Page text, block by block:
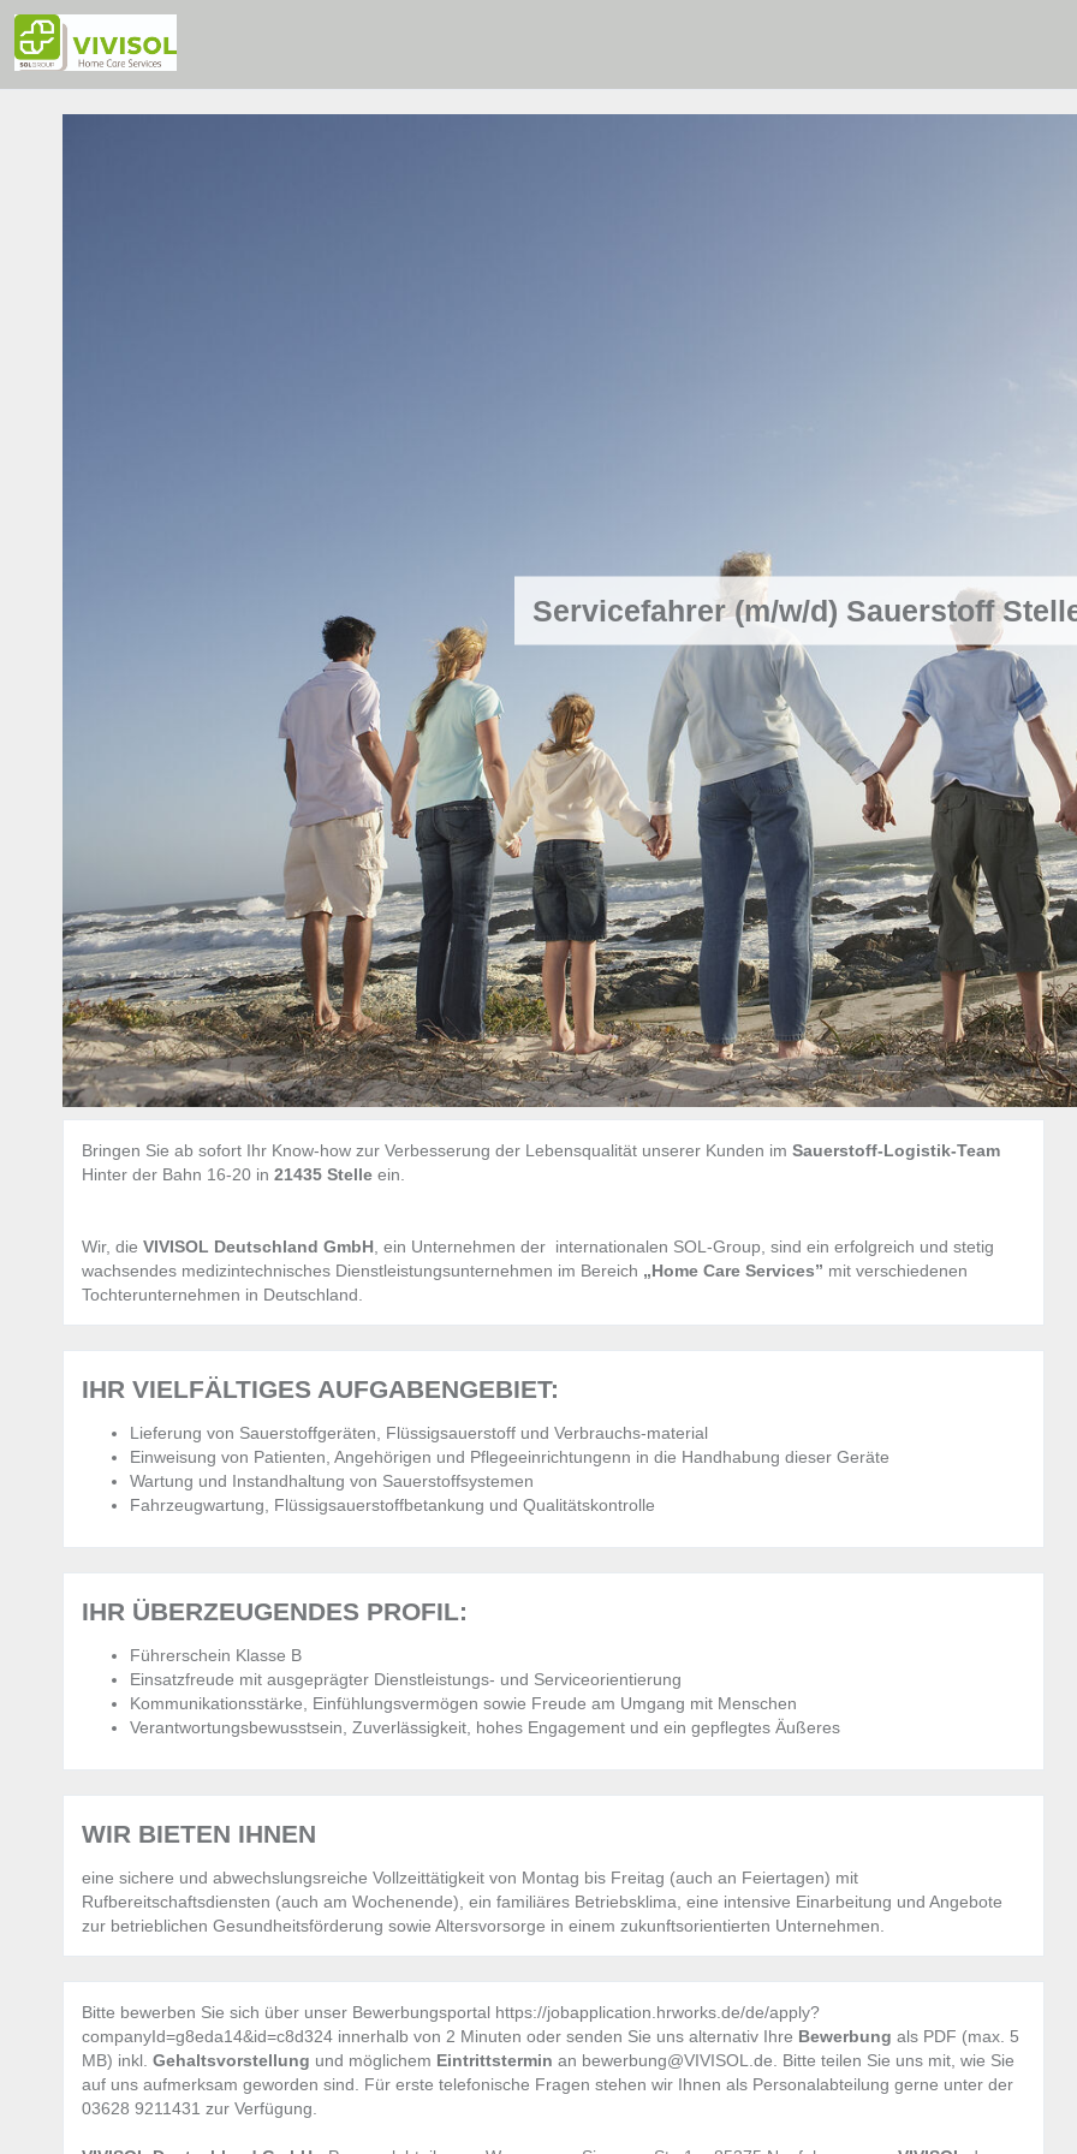
Servicefahrer (m/w/d) Sauerstoff
Bringen Sie ab sofort Ihr Know-how zur Verbesserung der Lebensqualität unserer Kunden im Sauerstoff-Logistik-Team
Hinter der Bahn 16-20 in 21435 Stelle ein.
Wir, die VIVISOL Deutschland GmbH, ein Unternehmen der internationalen SOL-Group, sind ein erfolgreich und stetig
wachsendes medizintechnisches Dienstleistungsunternehmen im Bereich „Home Care Services” mit verschiedenen
Tochterunternehmen in Deutschland.
IHR VIELFÄLTIGES AUFGABENGEBIET:
Lieferung von Sauerstoffgeräten, Flüssigsauerstoff und Verbrauchs-material
Einweisung von Patienten, Angehörigen und Pflegeeinrichtungenn in die Handhabung dieser Geräte
Wartung und Instandhaltung von Sauerstoffsystemen
Fahrzeugwartung, Flüssigsauerstoffbetankung und Qualitätskontrolle
IHR ÜBERZEUGENDES PROFIL:
Führerschein Klasse B
Einsatzfreude mit ausgeprägter Dienstleistungs- und Serviceorientierung
Kommunikationsstärke, Einfühlungsvermögen sowie Freude am Umgang mit Menschen
Verantwortungsbewusstsein, Zuverlässigkeit, hohes Engagement und ein gepflegtes Äußeres
WIR BIETEN IHNEN
eine sichere und abwechslungsreiche Vollzeittätigkeit von Montag bis Freitag (auch an Feiertagen) mit
Rufbereitschaftsdiensten (auch am Wochenende), ein familiäres Betriebsklima, eine intensive Einarbeitung und Angebote
zur betrieblichen Gesundheitsförderung sowie Altersvorsorge in einem zukunftsorientierten Unternehmen.
Bitte bewerben Sie sich über unser Bewerbungsportal https://jobapplication.hrworks.de/de/apply?
companyId=g8eda14&id=c8d324 innerhalb von 2 Minuten oder senden Sie uns alternativ Ihre Bewerbung als PDF (max. 5
MB) inkl. Gehaltsvorstellung und möglichem Eintrittstermin an bewerbung@VIVISOL.de. Bitte teilen Sie uns mit, wie Sie
auf uns aufmerksam geworden sind. Für erste telefonische Fragen stehen wir Ihnen als Personalabteilung gerne unter der
03628 9211431 zur Verfügung.